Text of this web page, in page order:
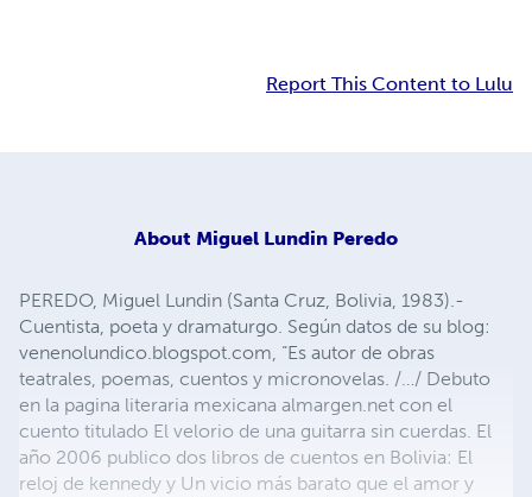
Report This Content to Lulu
About Miguel Lundin Peredo
PEREDO, Miguel Lundin (Santa Cruz, Bolivia, 1983).-
Cuentista, poeta y dramaturgo. Según datos de su blog:
venenolundico.blogspot.com, “Es autor de obras
teatrales, poemas, cuentos y micronovelas. /…/ Debuto
en la pagina literaria mexicana almargen.net con el
cuento titulado El velorio de una guitarra sin cuerdas. El
año 2006 publico dos libros de cuentos en Bolivia: El
reloj de kennedy y Un vicio más barato que el amor y